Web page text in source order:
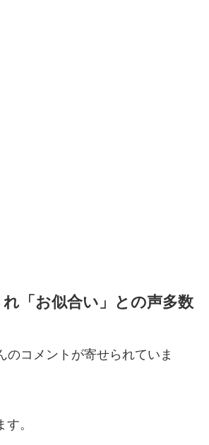
「お似合い」との声多数
のコメントが寄せられていま
。